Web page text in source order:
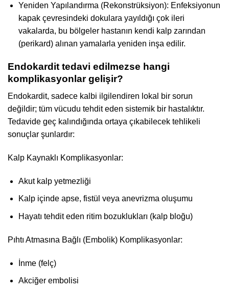
Yeniden Yapılandırma (Rekonstrüksiyon): Enfeksiyonun
kapak çevresindeki dokulara yayıldığı çok ileri
vakalarda, bu bölgeler hastanın kendi kalp zarından
(perikard) alınan yamalarla yeniden inşa edilir.
Endokardit tedavi edilmezse hangi
komplikasyonlar gelişir?
Endokardit, sadece kalbi ilgilendiren lokal bir sorun
değildir; tüm vücudu tehdit eden sistemik bir hastalıktır.
Tedavide geç kalındığında ortaya çıkabilecek tehlikeli
sonuçlar şunlardır:
Kalp Kaynaklı Komplikasyonlar:
Akut kalp yetmezliği
Kalp içinde apse, fistül veya anevrizma oluşumu
Hayatı tehdit eden ritim bozuklukları (kalp bloğu)
Pıhtı Atmasına Bağlı (Embolik) Komplikasyonlar:
İnme (felç)
Akciğer embolisi